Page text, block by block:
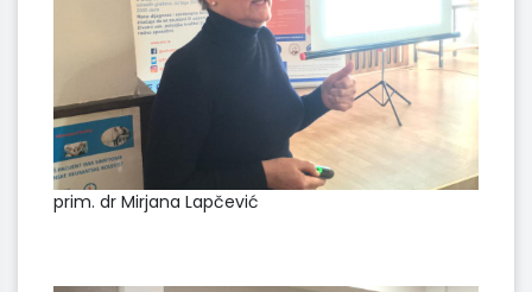
prim. dr Mirjana Lapčević